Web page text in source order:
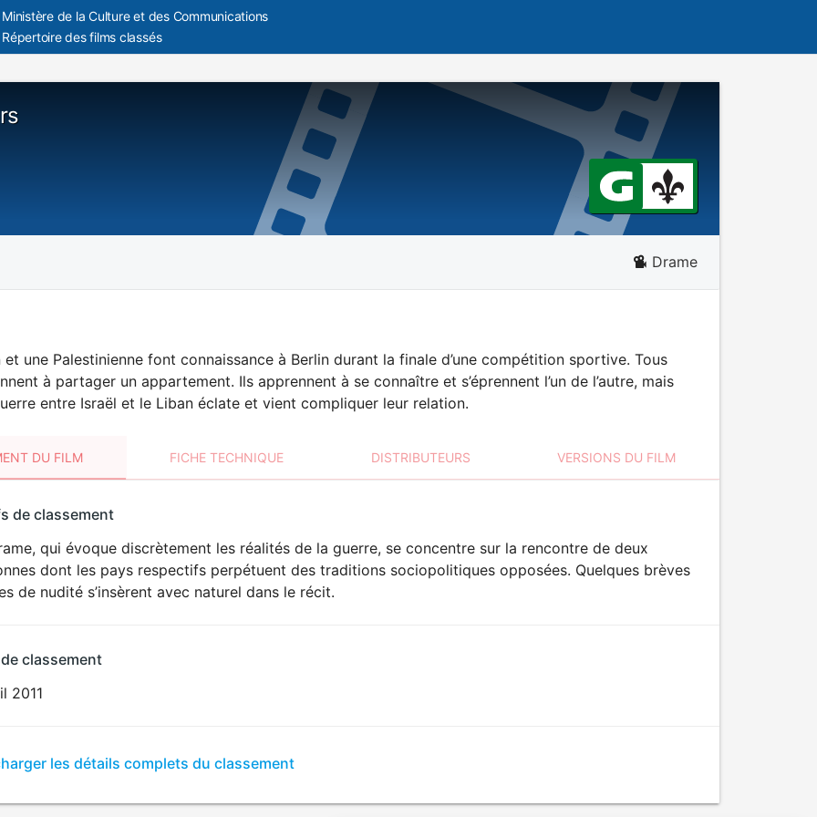
Ministère de la Culture et des Communications
Répertoire des films classés
Drame
et une Palestinienne font connaissance à Berlin durant la finale d’une compétition sportive. Tous
à partager un appartement. Ils apprennent à se connaître et s’éprennent l’un de l’autre, mais
entre Israël et le Liban éclate et vient compliquer leur relation.
DU FILM FICHE TECHNIQUE DISTRIBUTEURS VERSIONS DU FILM
de classement
qui évoque discrètement les réalités de la guerre, se concentre sur la rencontre de deux
dont les pays respectifs perpétuent des traditions sociopolitiques opposées. Quelques brèves
de nudité s’insèrent avec naturel dans le récit.
classement
2011
les détails complets du classement